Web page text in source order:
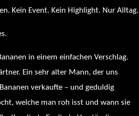
Kein Event. Kein Highlight. Nur Alltag.
in einem einfachen Verschlag.
Ein sehr alter Mann, der uns
verkaufte – und geduldig
welche man roh isst und wann sie